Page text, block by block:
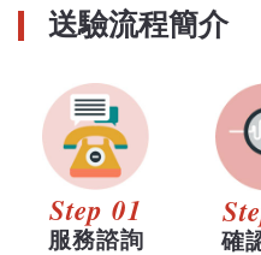
送驗流程簡介
Step 01
服務諮詢 確